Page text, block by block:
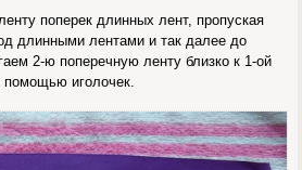
поперек длинных лент, пропуская
длинными лентами и так далее до
2-ю поперечную ленту близко к 1-ой
помощью иголочек.